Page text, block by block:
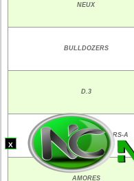
NEUX
BULLDOZERS
D.3
PAGANELLA JHUNEORS-A
AMORES
X